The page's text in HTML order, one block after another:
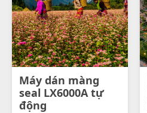
Máy dán màng
seal LX6000A tự
động